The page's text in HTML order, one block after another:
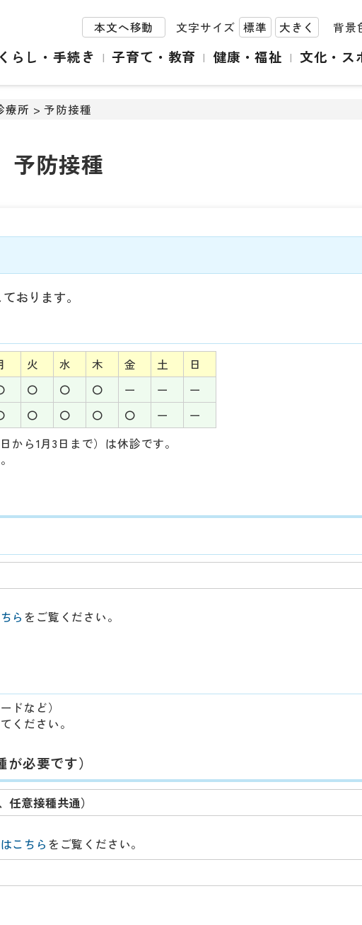
本文へ移動 文字サイズ 標準 大きく 背景
くらし・手続き 子育て・教育 健康・福祉 文化・ス
療所 > 予防接種
予防接種
おります。
火 水 木 金 土
日
〇 〇 〇 ー ー
ー
〇 〇 〇 〇 ー
ー
ら1月3日まで）は休診です。
ら をご覧ください。
ドなど）
ください。
必要です）
意接種共通）
こちら をご覧ください。